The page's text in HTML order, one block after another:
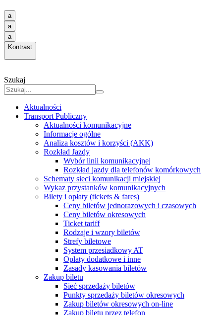
a
a
a
Kontrast
Szukaj
Aktualności
Transport Publiczny
Aktualności komunikacyjne
Informacje ogólne
Analiza kosztów i korzyści (AKK)
Rozkład Jazdy
Wybór linii komunikacyjnej
Rozkład jazdy dla telefonów komórkowych
Schematy sieci komunikacji miejskiej
Wykaz przystanków komunikacyjnych
Bilety i opłaty (tickets & fares)
Ceny biletów jednorazowych i czasowych
Ceny biletów okresowych
Ticket tariff
Rodzaje i wzory biletów
Strefy biletowe
System przesiadkowy AT
Opłaty dodatkowe i inne
Zasady kasowania biletów
Zakup biletu
Sieć sprzedaży biletów
Punkty sprzedaży biletów okresowych
Zakup biletów okresowych on-line
Zakup biletu przez telefon